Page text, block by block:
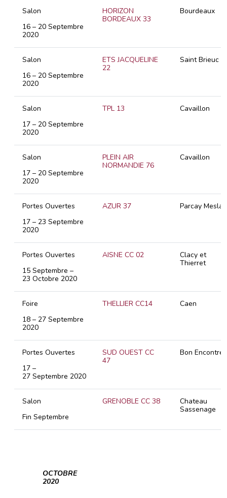
Salon
16 – 20 Septembre
2020
HORIZON
BORDEAUX 33
Bourdeaux
Salon
16 – 20 Septembre
2020
ETS JACQUELINE
22
Saint Brieuc
Salon
17 – 20 Septembre
2020
TPL 13 Cavaillon
Salon
17 – 20 Septembre
2020
PLEIN AIR
NORMANDIE 76
Cavaillon
Portes Ouvertes
17 – 23 Septembre
2020
AZUR 37 Parcay Meslay
Portes Ouvertes
15 Septembre –
23 Octobre 2020
AISNE CC 02
Clacy et
Thierret
Foire
18 – 27 Septembre
2020
THELLIER CC14 Caen
Portes Ouvertes
17 –
27 Septembre 2020
SUD OUEST CC
47
Bon Encontre
Salon
Fin Septembre
GRENOBLE CC 38
Chateau
Sassenage
OCTOBRE
2020